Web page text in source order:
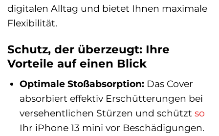
digitalen Alltag und bietet Ihnen maximale
Flexibilität.
Schutz, der überzeugt: Ihre
Vorteile auf einen Blick
Optimale Stoßabsorption:Das Cover
absorbiert effektiv Erschütterungen bei
versehentlichen Stürzen und schützt so
Ihr iPhone 13 mini vor Beschädigungen.